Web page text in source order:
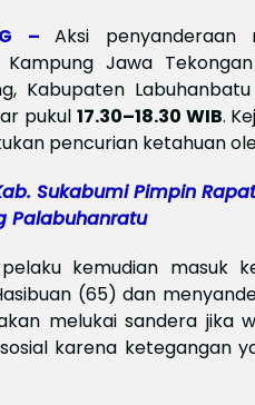
–Aksi
Kampung Jawa
Kabupaten
pukul 17.30–18.30 WIB.
pencurian ketahuan
Sukabumi Pimpin
Palabuhanratu
kemudian masuk
(65) dan
melukai sandera jika
karena ketegangan